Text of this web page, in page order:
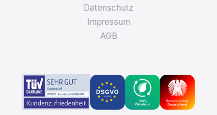
Helpcenter (FAQ)
Beraten lassen
Kundencenter
Rechtliches
Cookie Richtlinien
Datenschutz